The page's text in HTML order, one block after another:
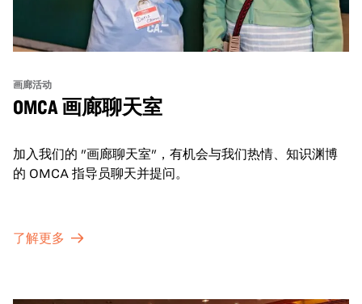
画廊活动
OMCA 画廊聊天室
加入我们的 "画廊聊天室"，有机会与我们热情、知识渊博
的 OMCA 指导员聊天并提问。
了解更多